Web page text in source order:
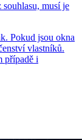
musí je
Pokud jsou okna
vlastníků.
případě i